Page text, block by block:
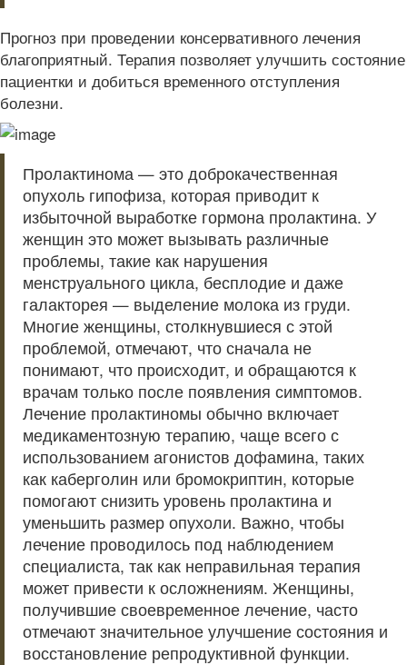
Прогноз при проведении консервативного лечения
благоприятный. Терапия позволяет улучшить состояние
пациентки и добиться временного отступления
болезни.
Пролактинома — это доброкачественная
опухоль гипофиза, которая приводит к
избыточной выработке гормона пролактина. У
женщин это может вызывать различные
проблемы, такие как нарушения
менструального цикла, бесплодие и даже
галакторея — выделение молока из груди.
Многие женщины, столкнувшиеся с этой
проблемой, отмечают, что сначала не
понимают, что происходит, и обращаются к
врачам только после появления симптомов.
Лечение пролактиномы обычно включает
медикаментозную терапию, чаще всего с
использованием агонистов дофамина, таких
как каберголин или бромокриптин, которые
помогают снизить уровень пролактина и
уменьшить размер опухоли. Важно, чтобы
лечение проводилось под наблюдением
специалиста, так как неправильная терапия
может привести к осложнениям. Женщины,
получившие своевременное лечение, часто
отмечают значительное улучшение состояния и
восстановление репродуктивной функции.